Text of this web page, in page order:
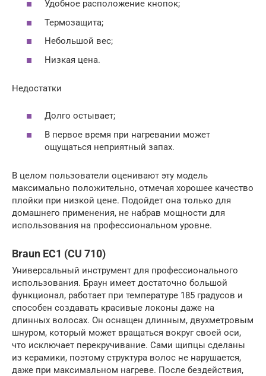
Удобное расположение кнопок;
Термозащита;
Небольшой вес;
Низкая цена.
Недостатки
Долго остывает;
В первое время при нагревании может
ощущаться неприятный запах.
В целом пользователи оценивают эту модель
максимально положительно, отмечая хорошее качество
плойки при низкой цене. Подойдет она только для
домашнего применения, не набрав мощности для
использования на профессиональном уровне.
Braun EC1 (CU 710)
Универсальный инструмент для профессионального
использования. Браун имеет достаточно большой
функционал, работает при температуре 185 градусов и
способен создавать красивые локоны даже на
длинных волосах. Он оснащен длинным, двухметровым
шнуром, который может вращаться вокруг своей оси,
что исключает перекручивание. Сами щипцы сделаны
из керамики, поэтому структура волос не нарушается,
даже при максимальном нагреве. После бездействия,